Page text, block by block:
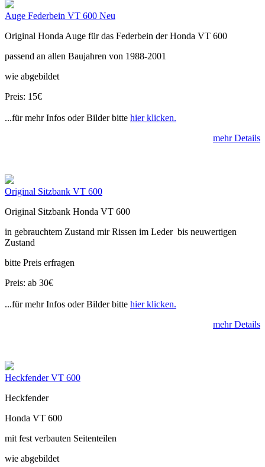
Auge Federbein VT 600 Neu
Original Honda Auge für das Federbein der Honda VT 600
passend an allen Baujahren von 1988-2001
wie abgebildet
Preis: 15€
...für mehr Infos oder Bilder bitte hier klicken.
mehr Details
Original Sitzbank VT 600
Original Sitzbank Honda VT 600
in gebrauchtem Zustand mir Rissen im Leder bis neuwertigen
Zustand
bitte Preis erfragen
Preis: ab 30€
...für mehr Infos oder Bilder bitte hier klicken.
mehr Details
Heckfender VT 600
Heckfender
Honda VT 600
mit fest verbauten Seitenteilen
wie abgebildet